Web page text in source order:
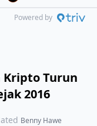
Powered by
Kripto Turun
2016
Benny Hawe